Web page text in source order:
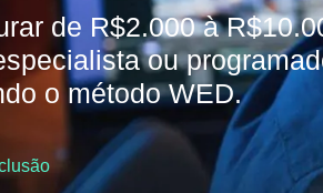
de R$2.000 à
ou
o método WED.